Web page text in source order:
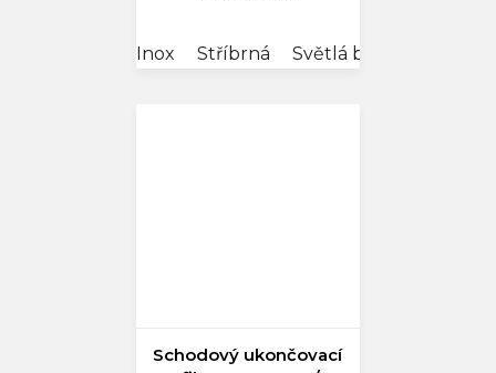
Inox Stříbrná Světlá bronz
Schodový ukončovací